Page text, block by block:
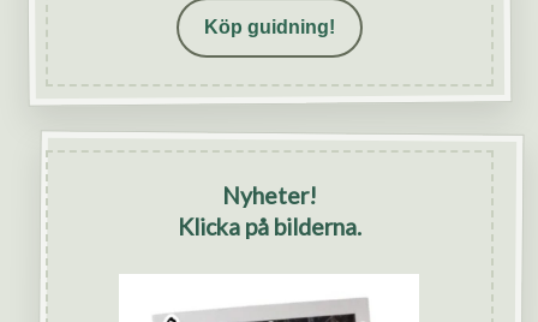
Köp guidning!
Nyheter!
Klicka på bilderna.